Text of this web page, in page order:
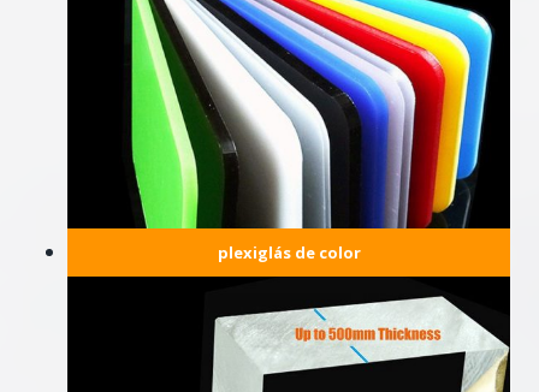
plexiglás de color